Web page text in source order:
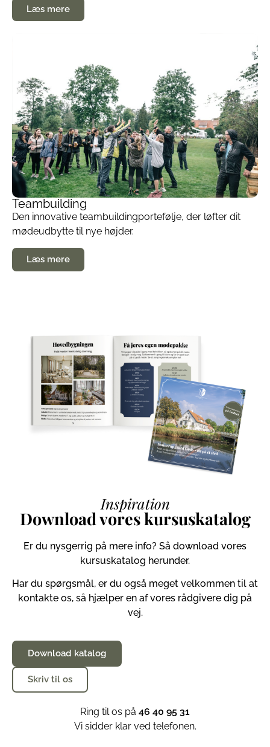
Læs mere
Teambuilding
Den innovative teambuildingportefølje, der løfter dit
mødeudbytte til nye højder.
Læs mere
Inspiration
Download vores kursuskatalog
Er du nysgerrig på mere info? Så download vores
kursuskatalog herunder.
Har du spørgsmål, er du også meget velkommen til at
kontakte os, så hjælper en af vores rådgivere dig på
vej.
Download katalog
Skriv til os
Ring til os på 46 40 95 31
Vi sidder klar ved telefonen.